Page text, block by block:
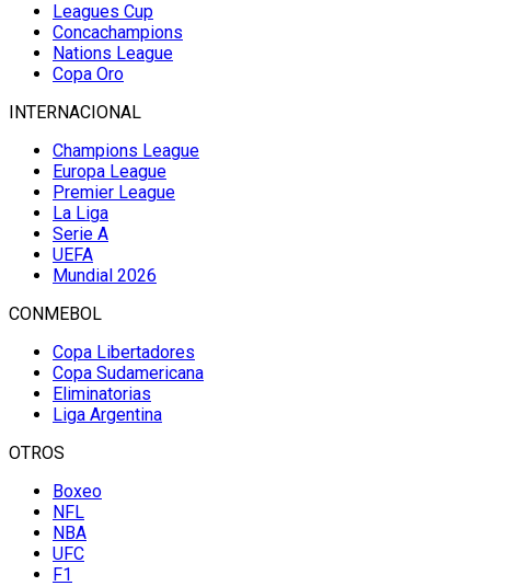
Leagues Cup
Concachampions
Nations League
Copa Oro
INTERNACIONAL
Champions League
Europa League
Premier League
La Liga
Serie A
UEFA
Mundial 2026
CONMEBOL
Copa Libertadores
Copa Sudamericana
Eliminatorias
Liga Argentina
OTROS
Boxeo
NFL
NBA
UFC
F1